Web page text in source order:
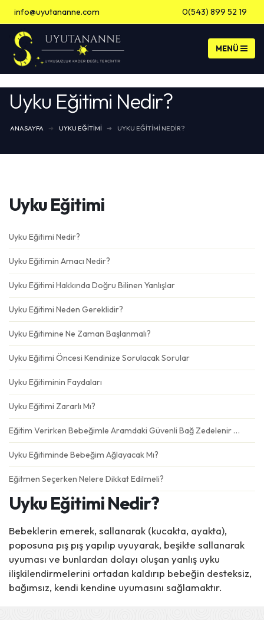
info@uyutananne.com 0(543) 899 52 19
Banka Hesap Bilgileri
Uyku Eğitimi Nedir?
ANASAYFA UYKU EĞITIMI UYKU EĞITIMI NEDIR?
Uyku Eğitimi
Uyku Eğitimi Nedir?
Uyku Eğitimin Amacı Nedir?
Uyku Eğitimi Hakkında Doğru Bilinen Yanlışlar
Uyku Eğitimi Neden Gereklidir?
Uyku Eğitimine Ne Zaman Başlanmalı?
Uyku Eğitimi Öncesi Kendinize Sorulacak Sorular
Uyku Eğitiminin Faydaları
Uyku Eğitimi Zararlı Mı?
Eğitim Verirken Bebeğimle Aramdaki Güvenli Bağ Zedelenir Mi?
Uyku Eğitiminde Bebeğim Ağlayacak Mı?
Eğitmen Seçerken Nelere Dikkat Edilmeli?
Uyku Eğitimi Nedir?
Bebeklerin emerek, sallanarak (kucakta, ayakta),
poposuna pış pış yapılıp uyuyarak, beşikte sallanarak
uyuması ve bunlardan dolayı oluşan yanlış uyku
ilişkilendirmelerini ortadan kaldırıp bebeğin desteksiz,
bağımsız, kendi kendine uyumasını sağlamaktır.